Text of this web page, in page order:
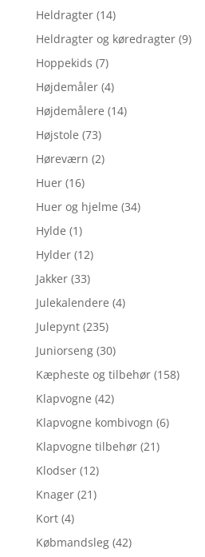
Heldragter (14)
Heldragter og køredragter (9)
Hoppekids (7)
Højdemåler (4)
Højdemålere (14)
Højstole (73)
Høreværn (2)
Huer (16)
Huer og hjelme (34)
Hylde (1)
Hylder (12)
Jakker (33)
Julekalendere (4)
Julepynt (235)
Juniorseng (30)
Kæpheste og tilbehør (158)
Klapvogne (42)
Klapvogne kombivogn (6)
Klapvogne tilbehør (21)
Klodser (12)
Knager (21)
Kort (4)
Købmandsleg (42)